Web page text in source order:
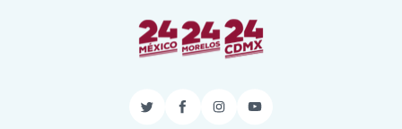
TwitterFacebook
InstagramYouTube